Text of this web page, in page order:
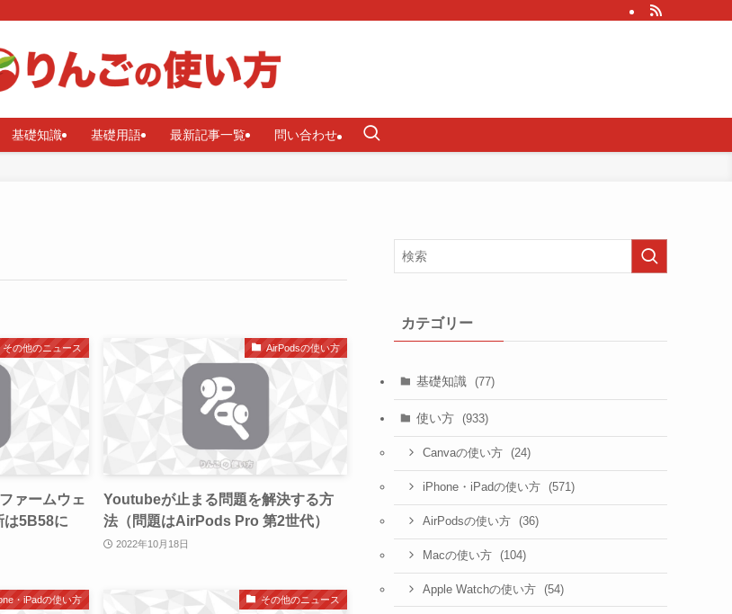
基礎知識 基礎用語 最新記事一覧 問い合わせ
その他のニュース
ァームウェ
は5B58に
AirPodsの使い方
Youtubeが止まる問題を解決する方
法（問題はAirPods Pro 第2世代）
2022年10月18日
・iPadの使い方 その他のニュース
カテゴリー
基礎知識 (77)
使い方 (933)
Canvaの使い方 (24)
iPhone・iPadの使い方 (571)
AirPodsの使い方 (36)
Macの使い方 (104)
Apple Watchの使い方 (54)